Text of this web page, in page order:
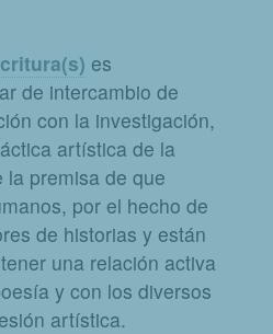
es
de intercambio de
con la investigación,
artística de la
la premisa de que
por el hecho de
de historias y están
una relación activa
y con los diversos
artística.